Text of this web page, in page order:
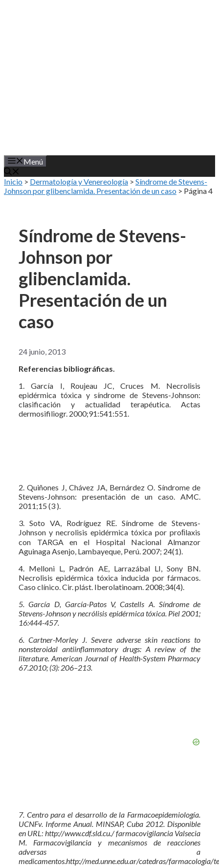
Menú
Inicio > Dermatología y Venereología > Síndrome de Stevens-
Johnson por glibenclamida. Presentación de un caso > Página 4
Síndrome de Stevens-
Johnson por
glibenclamida.
Presentación de un
caso
24 junio, 2013
Referencias bibliográficas.
1. García I, Roujeau JC, Cruces M. Necrolisis
epidérmica tóxica y síndrome de Stevens-Johnson:
clasificación y actualidad terapéutica. Actas
dermosifiliogr. 2000;91:541:551.
2. Quiñones J, Chávez JA, Bernárdez O. Síndrome de
Stevens-Johnson: presentación de un caso. AMC.
2011;15 (3 ).
3. Soto VA, Rodríguez RE. Síndrome de Stevens-
Johnson y necrolisis epidérmica tóxica por proﬁlaxis
con TARGA en el Hospital Nacional Almanzor
Aguinaga Asenjo, Lambayeque, Perú. 2007; 24(1).
4. Melloni L, Padrón AE, Larrazábal LI, Sony BN.
Necrolisis epidérmica tóxica inducida por fármacos.
Caso clínico. Cir. plást. Iberolatinoam. 2008;34(4).
5. García D, García-Patos V, Castells A. Síndrome de
Stevens-Johnson y necrólisis epidérmica tóxica. Piel 2001;
16:444-457.
6. Cartner-Morley J. Severe adverse skin reactions to
nonsteroidal antiinflammatory drugs: A review of the
literature. American Journal of Health-System Pharmacy
67.2010; (3): 206–213.
7. Centro para el desarrollo de la Farmacoepidemiología.
UCNFv. Informe Anual. MINSAP, Cuba 2012. Disponible
en URL: http://www.cdf.sld.cu./ farmacovigilancia Valsecia
M. Farmacovigilancia y mecanismos de reacciones
adversas a
medicamentos.http://med.unne.edu.ar/catedras/